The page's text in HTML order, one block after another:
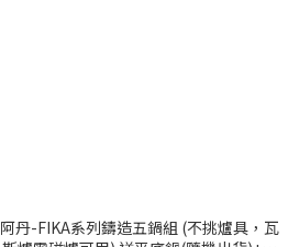
阿丹-FIKA系列鑄造五鍋組 (不挑爐具，瓦